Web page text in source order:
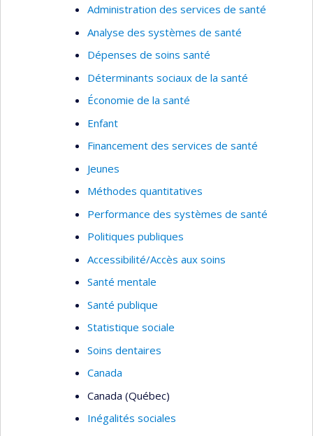
écologique).
J’œuvre dans l’évaluation stratégique des projets
innovants et complexes (ex. gouvernance,
institutionnalisation, dynamiques d’acteurs,
enjeux de pouvoir, financement, entre autres) :
pérennité et mise à l’échelle.
Pour la liste complète de mes publications, voir
https://scholar.google.fr/citations?
user=cbCBtRYAAAAJ&hl=fr&oi=ao)
Administration des services de santé
Analyse des systèmes de santé
Dépenses de soins santé
Déterminants sociaux de la santé
Économie de la santé
Enfant
Financement des services de santé
Jeunes
Méthodes quantitatives
Performance des systèmes de santé
Politiques publiques
Accessibilité/Accès aux soins
Santé mentale
Santé publique
Statistique sociale
Soins dentaires
Canada
Canada (Québec)
Inégalités sociales